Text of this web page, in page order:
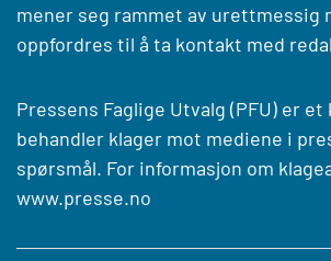
mener seg rammet av urettmessig
oppfordres til å ta kontakt med
Pressens Faglige Utvalg (PFU) er
behandler klager mot mediene i
spørsmål. For informasjon om
www.presse.no